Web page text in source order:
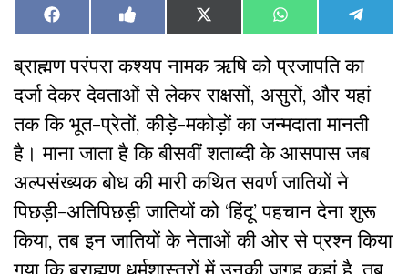
Share
on
Facebook Share
on
Like
on
Share
on
X
(Twitter)
Share
on
WhatsAppShare
on
ब्राह्मण परंपरा कश्यप नामक ऋषि को प्रजापति का
दर्जा देकर देवताओं से लेकर राक्षसों, असुरों, और यहां
तक कि भूत-प्रेतों, कीड़े-मकोड़ों का जन्मदाता मानती
है। माना जाता है कि बीसवीं शताब्दी के आसपास जब
अल्पसंख्यक बोध की मारी कथित सवर्ण जातियों ने
पिछड़ी-अतिपिछड़ी जातियों को ‘हिंदू’ पहचान देना शुरू
किया, तब इन जातियों के नेताओं की ओर से प्रश्न किया